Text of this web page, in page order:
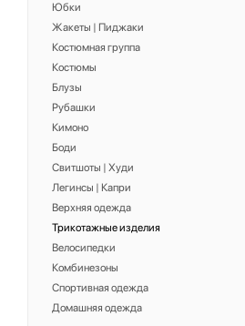
Юбки
Жакеты | Пиджаки
Костюмная группа
Костюмы
Блузы
Рубашки
Кимоно
Боди
Свитшоты | Худи
Легинсы | Капри
Верхняя одежда
Трикотажные изделия
Велосипедки
Комбинезоны
Спортивная одежда
Домашняя одежда